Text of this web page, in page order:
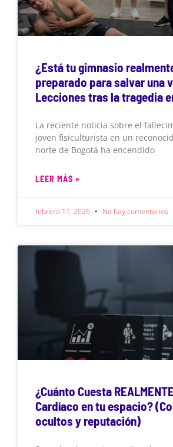
¿Está tu gimnasio
preparado para salvar una
Lecciones tras la tragedia
La reciente noticia sobre el
joven fisiculturista en un
norte de Bogotá ha encendido
LEER MÁS »
febrero 11, 2026 No hay comentarios
¿Cuánto Cuesta
Cardíaco en tu espacio?
ocultos y reputación)